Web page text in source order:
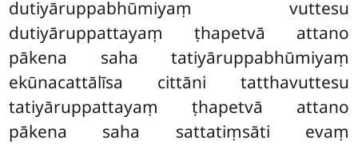
dutiyāruppabhūmiyaṃ vuttesu
dutiyāruppattayaṃ ṭhapetvā attano
pākena saha tatiyāruppabhūmiyaṃ
ekūnacattālīsa cittāni tatthavuttesu
tatiyāruppattayaṃ ṭhapetvā attano
pākena saha sattatiṃsāti evaṃ